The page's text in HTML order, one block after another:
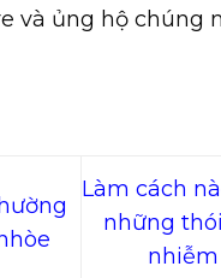
và ủng hộ chúng
Làm cách
những